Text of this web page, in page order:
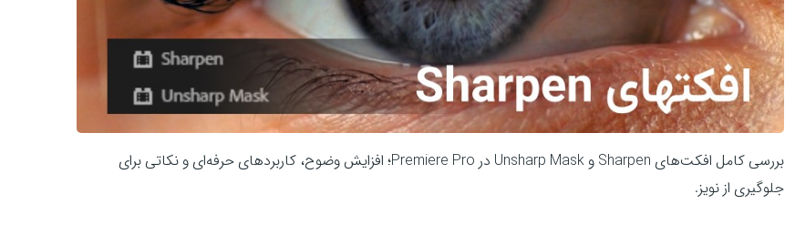
بررسی کامل افکت‌های Sharpen و Unsharp Mask در Premiere Pro؛ افزایش وضوح، کاربردهای حرفه‌ای و نکاتی برای
جلوگیری از نویز.